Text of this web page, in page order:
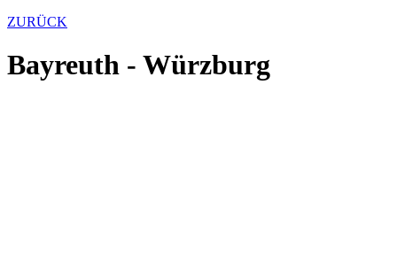
ZURÜCK
Bayreuth - Würzburg